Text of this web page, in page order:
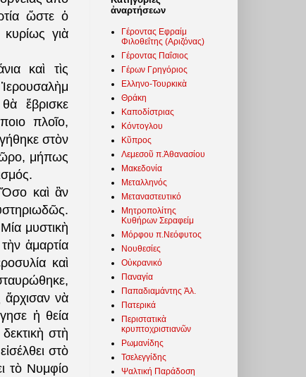
ὥστε ὁ
γιὰ
καὶ τὶς
ἔβρισκε
πλοῖο,
στὸν
μήπως
Ὅσο καὶ ἂν
μυστικὴ
ἁμαρτία
καὶ
ἄρχισαν νὰ
ἡ θεία
στὴ
στὸ
τὸ Νυμφίο
ἀναρτήσεων
Γέροντας Εφραίμ
Φιλοθεΐτης (Αριζόνας)
Γέροντας Παΐσιος
Γέρων Γρηγόριος
Ελληνο-Τουρκικὰ
Θράκη
Καποδίστριας
Κόντογλου
Κῦπρος
Λεμεσοῦ π.Ἀθανασίου
Μακεδονία
Μεταλληνός
Μεταναστευτικό
Μητροπολίτης
Κυθήρων Σεραφείμ
Μόρφου π.Νεόφυτος
Νουθεσίες
Οὐκρανικό
Παναγία
Παπαδιαμάντης Ἀλ.
Πατερικά
Περιστατικὰ
κρυπτοχριστιανῶν
Ρωμανίδης
Τσελεγγίδης
Ψαλτική Παράδοση